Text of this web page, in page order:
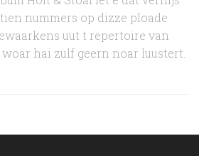
nummers op dizze ploade
uut t repertoire van
hai zulf geern noar luustert.